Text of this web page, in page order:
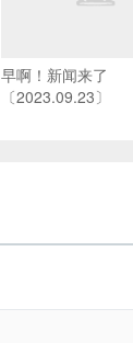
早啊！新闻来了
〔2023.09.23〕